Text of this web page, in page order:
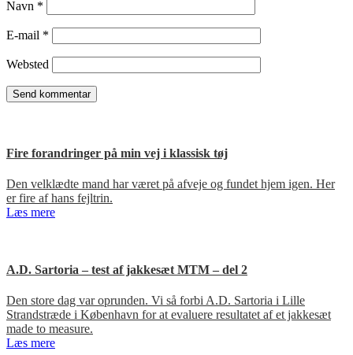
Navn *
E-mail *
Websted
Fire forandringer på min vej i klassisk tøj
Den velklædte mand har været på afveje og fundet hjem igen. Her
er fire af hans fejltrin.
Læs mere
A.D. Sartoria – test af jakkesæt MTM – del 2
Den store dag var oprunden. Vi så forbi A.D. Sartoria i Lille
Strandstræde i København for at evaluere resultatet af et jakkesæt
made to measure.
Læs mere